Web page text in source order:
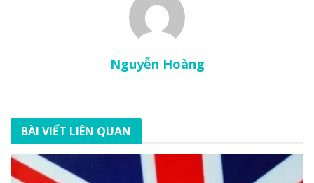
Nguyễn Hoàng
BÀI VIẾT LIÊN QUAN